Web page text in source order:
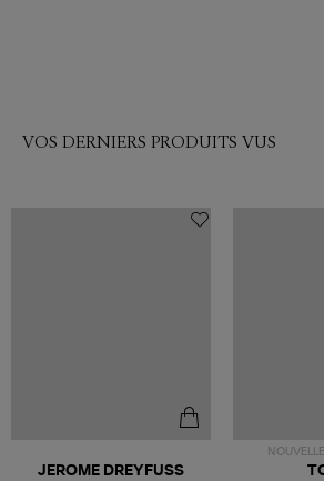
VOS DERNIERS PRODUITS VUS
JEROME DREYFUSS